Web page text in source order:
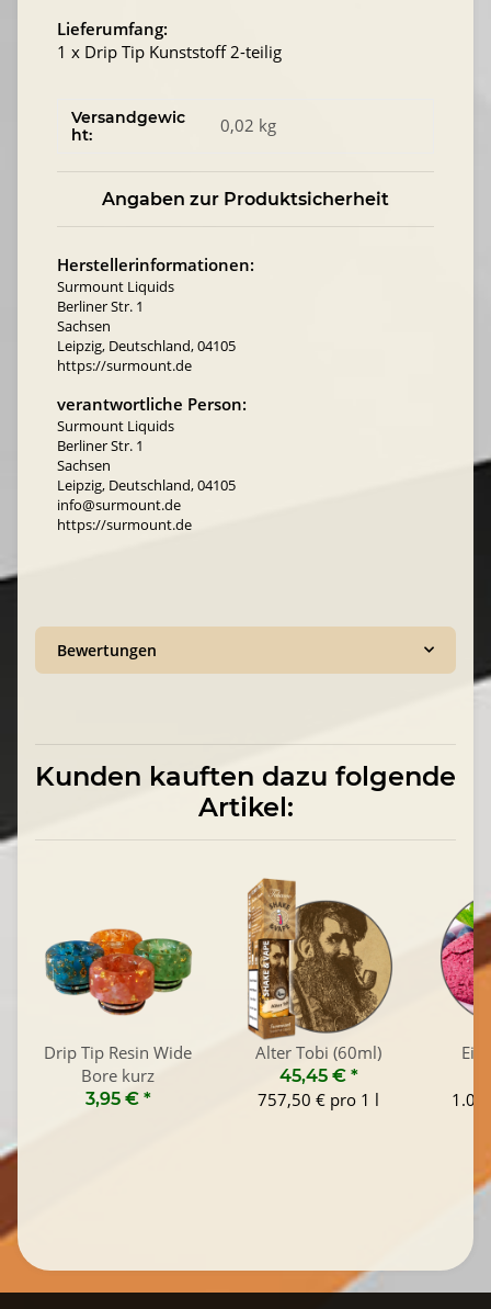
Lieferumfang:
1 x Drip Tip Kunststoff 2-teilig
Versandgewic
ht:
0,02 kg
Angaben zur Produktsicherheit
Herstellerinformationen:
Surmount Liquids
Berliner Str. 1
Sachsen
Leipzig, Deutschland, 04105
https://surmount.de
verantwortliche Person:
Surmount Liquids
Berliner Str. 1
Sachsen
Leipzig, Deutschland, 04105
info@surmount.de
https://surmount.de
Bewertungen
Kunden kauften dazu folgende
Artikel:
Drip Tip Resin Wide
Bore kurz
3,95 € *
Alter Tobi (60ml)
45,45 € *
757,50 € pro 1 l